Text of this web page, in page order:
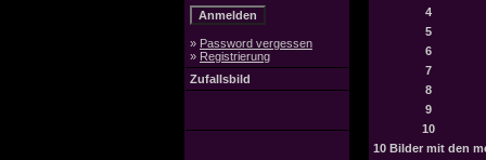
» Password vergessen
» Registrierung
Zufallsbild
4
5
6
7
8
9
10
10 Bilder mit den